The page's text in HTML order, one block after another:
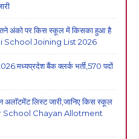
अंको पर किस स्कूल में किसका हुआ है
School Joining List 2026
बैंक क्लर्क भर्ती,570 पदों
अलॉटमेंट लिस्ट जारी,जानिए किस स्कूल
School Chayan Allotment